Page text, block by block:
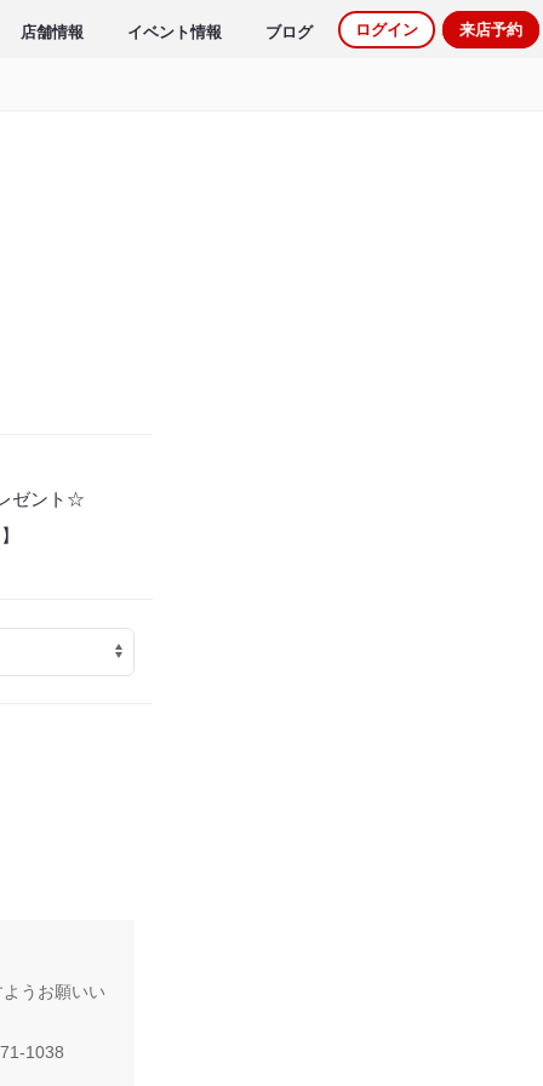
店舗情報 イベント情報 ブログ ログイン 来店予約
レゼント☆
うお願いい
1038